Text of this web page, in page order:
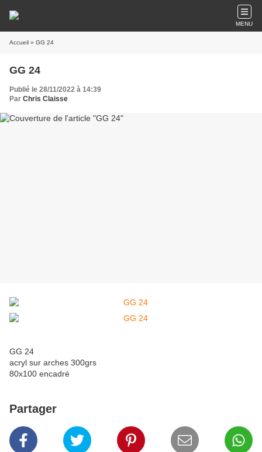
MENU
Accueil » GG 24
GG 24
Publié le 28/11/2022 à 14:39
Par Chris Claisse
GG 24
acryl sur arches 300grs
80x100 encadré
Partager